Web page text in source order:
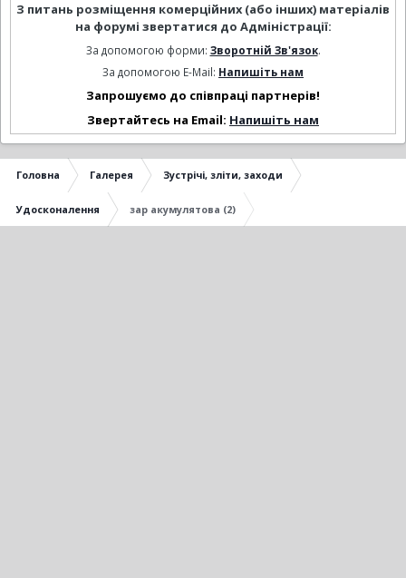
З питань розміщення комерційних (або інших) матеріалів
на форумі звертатися до Адміністрації:
За допомогою форми: Зворотній Зв'язок.
За допомогою E-Mail: Напишіть нам
Запрошуємо до співпраці партнерів!
Звертайтесь на Email: Напишіть нам
Головна Галерея Зустрічі, зліти, заходи
Удосконалення зар акумулятова (2)